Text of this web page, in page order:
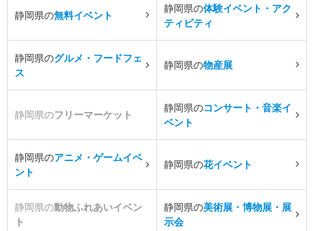
静岡県の無料イベント
静岡県の体験イベント・アク
ティビティ
静岡県のグルメ・フードフェ
ス
静岡県の物産展
静岡県のフリーマーケット
静岡県のコンサート・音楽イ
ベント
静岡県のアニメ・ゲームイベ
ント
静岡県の花イベント
静岡県の動物ふれあいイベン
ト
静岡県の美術展・博物展・展
示会